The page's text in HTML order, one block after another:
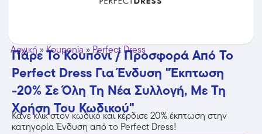
Αρχική »Kouponia » Perfect Dress
Πάρε Το Κουπόνι / Προσφορά Από Το
Perfect Dress Για Ένδυση "Έκπτωση
-20% Σε Όλη Τη Νέα Συλλογή, Με Τη
Χρήση Του Κωδικού"
Κάνε κλικ στον κωδικό και κέρδισε 20% έκπτωση στην
κατηγορία Ένδυση από το Perfect Dress!